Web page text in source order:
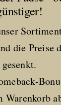
die Preise
gesenkt.